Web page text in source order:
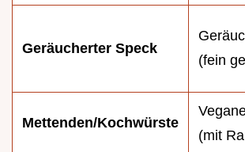
Geräucherter Speck
(fein
Mettenden/Kochwürste
(mit